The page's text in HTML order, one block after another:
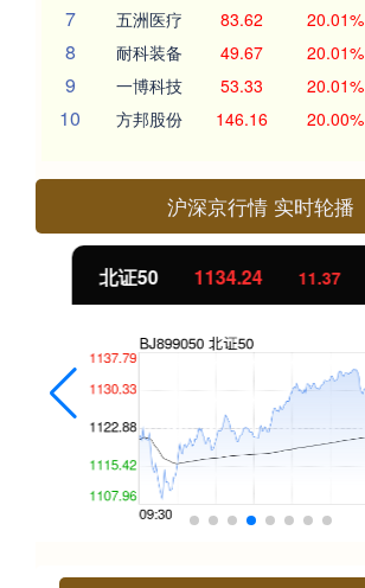
7 五洲医疗 83.62 20.01%
8 耐科装备 49.67 20.01%
9 一博科技 53.33 20.01%
10 方邦股份 146.16 20.00%
沪深京行情 实时轮播
北证50 1134.24 11.37